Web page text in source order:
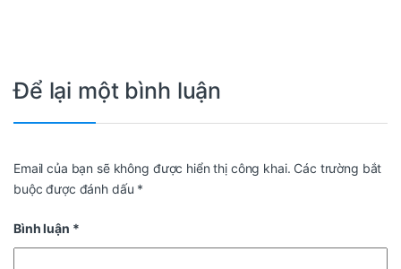
Để lại một bình luận
Email của bạn sẽ không được hiển thị công khai. Các trường bắt
buộc được đánh dấu *
Bình luận *